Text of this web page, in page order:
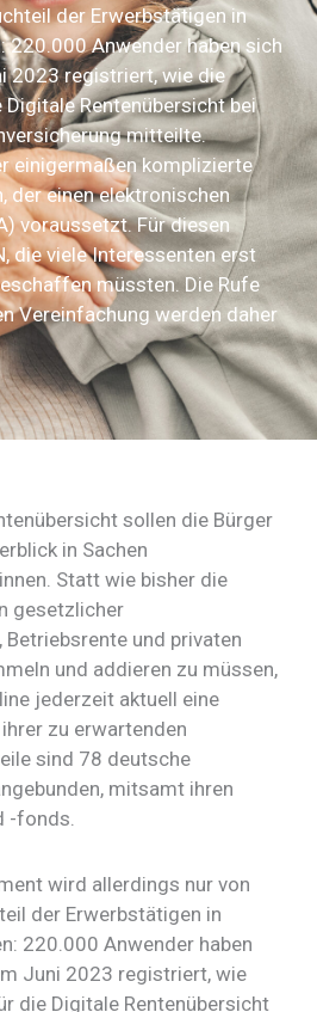
der Erwerbstätigen in
220.000 Anwender haben sich
2023 registriert, wie die
Rentenübersicht bei
mitteilte.
einigermaßen komplizierte
der einen elektronischen
voraussetzt. Für diesen
die viele Interessenten erst
müssten. Die Rufe
Vereinfachung werden daher
sollen die Bürger
in Sachen
Statt wie bisher die
gesetzlicher
Betriebsrente und privaten
und addieren zu müssen,
jederzeit aktuell eine
zu erwartenden
sind 78 deutsche
mitsamt ihren
-fonds.
wird allerdings nur von
der Erwerbstätigen in
220.000 Anwender haben
Juni 2023 registriert, wie
die Digitale Rentenübersicht